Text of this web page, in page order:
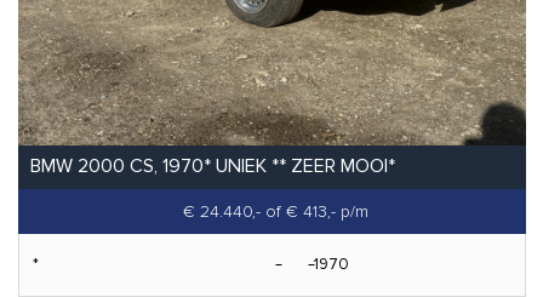
BMW 2000 CS, 1970* UNIEK ** ZEER MOOI*
€ 24.440,- of € 413,- p/m
* 1970